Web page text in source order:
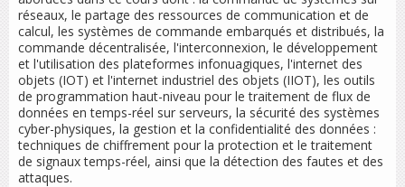
réseaux, le partage des ressources de communication et de
calcul, les systèmes de commande embarqués et distribués, la
commande décentralisée, l'interconnexion, le développement
et l'utilisation des plateformes infonuagiques, l'internet des
objets (IOT) et l'internet industriel des objets (IIOT), les outils
de programmation haut-niveau pour le traitement de flux de
données en temps-réel sur serveurs, la sécurité des systèmes
cyber-physiques, la gestion et la confidentialité des données :
techniques de chiffrement pour la protection et le traitement
de signaux temps-réel, ainsi que la détection des fautes et des
attaques.